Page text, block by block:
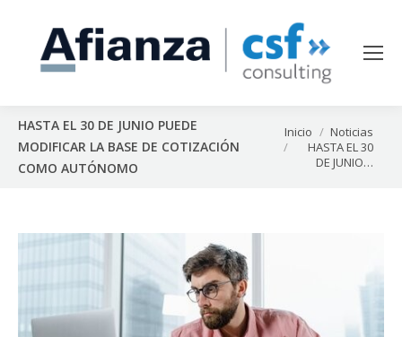
HASTA EL 30 DE JUNIO PUEDE
MODIFICAR LA BASE DE COTIZACIÓN
COMO AUTÓNOMO
Estás aquí:
Inicio
Noticias
HASTA EL 30
DE JUNIO…